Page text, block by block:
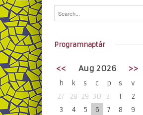
Programnaptár
<< Aug 2026 >>
h k s c p s
v
27
28 29 30 31 1
2
3
4 5 6 7 8
9